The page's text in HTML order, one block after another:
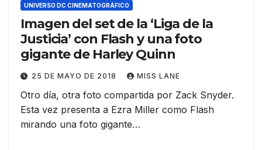
UNIVERSO DC CINEMATOGRÁFICO
Imagen del set de la ‘Liga de la
Justicia’ con Flash y una foto
gigante de Harley Quinn
25 DE MAYO DE 2018 MISS LANE
Otro día, otra foto compartida por Zack Snyder.
Esta vez presenta a Ezra Miller como Flash
mirando una foto gigante…